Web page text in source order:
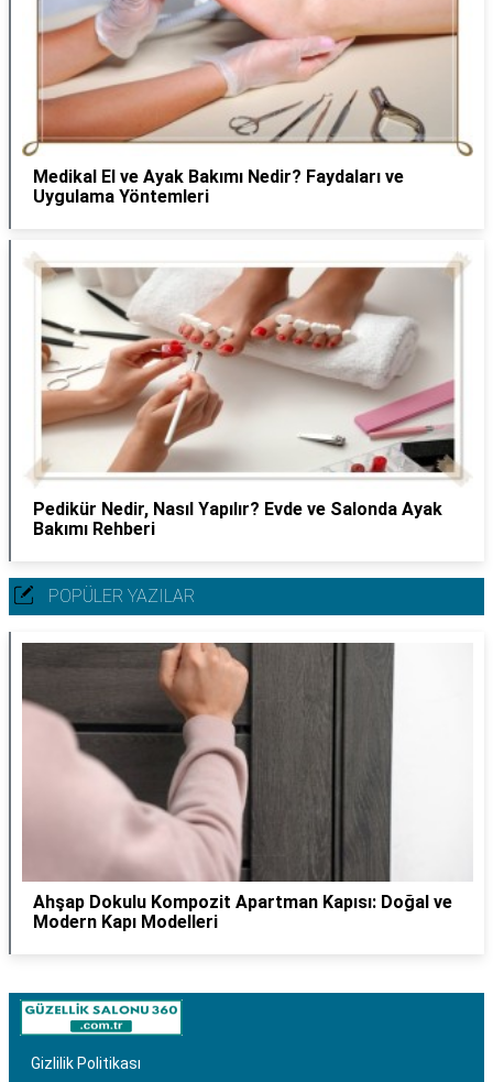
Medikal El ve Ayak Bakımı Nedir? Faydaları ve
Uygulama Yöntemleri
Pedikür Nedir, Nasıl Yapılır? Evde ve Salonda Ayak
Bakımı Rehberi
POPÜLER YAZILAR
Ahşap Dokulu Kompozit Apartman Kapısı: Doğal ve
Modern Kapı Modelleri
Gizlilik Politikası